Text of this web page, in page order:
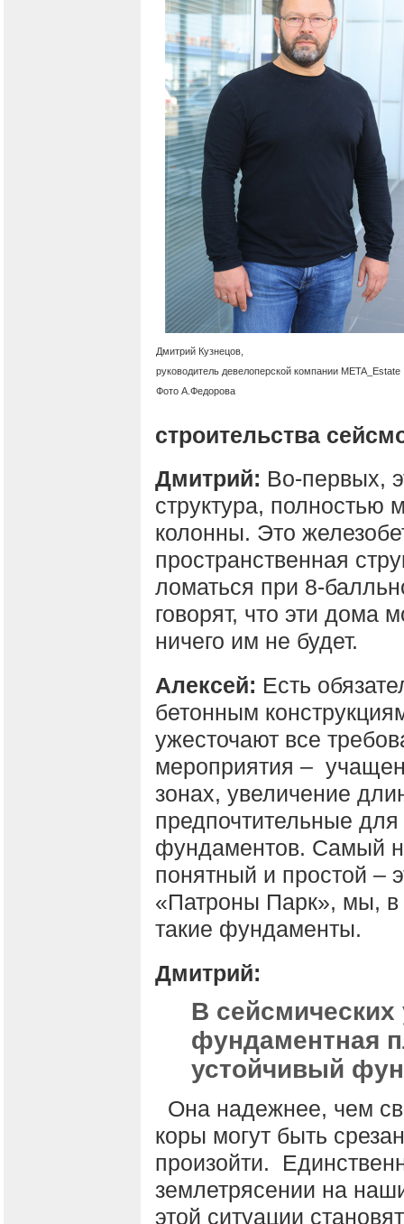
Дмитрий Кузнецов,
руководитель девелоперской компании META_Estate
Фото А.Федорова
строительства
Дмитрий: Во-первых,
структура, полностью
колонны. Это
пространственная
ломаться при 8-
говорят, что эти дома
ничего им не будет.
Алексей: Есть
бетонным
ужесточают все
мероприятия –
зонах, увеличение
предпочтительные
фундаментов. Самый
понятный и простой –
«Патроны Парк», мы, в
такие фундаменты.
Дмитрий:
В
фундаментная
устойчивый
Она надежнее, чем
коры могут быть
произойти.
землетрясении на
этой ситуации